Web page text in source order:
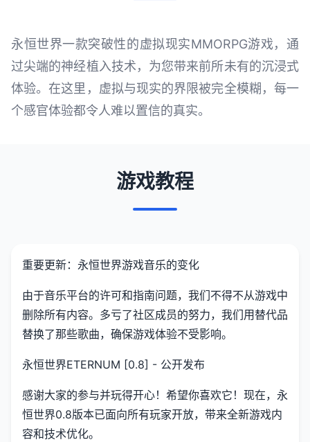
永恒世界一款突破性的虚拟现实MMORPG游戏，通
过尖端的神经植入技术，为您带来前所未有的沉浸式
体验。在这里，虚拟与现实的界限被完全模糊，每一
个感官体验都令人难以置信的真实。
游戏教程
重要更新：永恒世界游戏音乐的变化
由于音乐平台的许可和指南问题，我们不得不从游戏中
删除所有内容。多亏了社区成员的努力，我们用替代品
替换了那些歌曲，确保游戏体验不受影响。
永恒世界ETERNUM [0.8] - 公开发布
感谢大家的参与并玩得开心！希望你喜欢它！现在，永
恒世界0.8版本已面向所有玩家开放，带来全新游戏内
容和技术优化。